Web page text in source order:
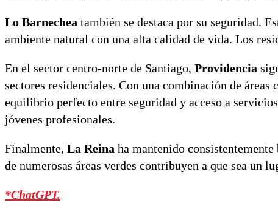
Lo Barnechea también se destaca por su seguridad.
ambiente natural con una alta calidad de vida. Los
En el sector centro-norte de Santiago, Providencia
sectores residenciales. Con una combinación de
equilibrio perfecto entre seguridad y acceso a
jóvenes profesionales.
Finalmente, La Reina ha mantenido
de numerosas áreas verdes contribuyen a que sea un
*ChatGPT.